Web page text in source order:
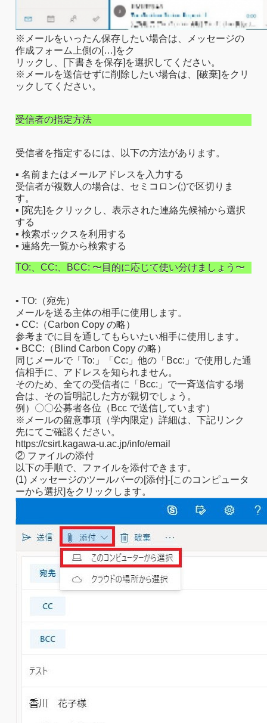
※メールをいったん保存したい場合は、メッセージの
作成フォーム上側の[…]をク
リックし、[下書きを保存]を選択してください。
※メールを送信せずに削除したい場合は、[破棄]をクリ
ックしてください。
受信者の指定方法
受信者を指定するには、以下の方法があります。
▪ 名前またはメールアドレスを入力する
受信者が複数人の場合は、セミコロン(;)で区切りま
す。
▪ [宛先]をクリックし、表示された連絡先候補から選択
する
▪ 検索ボックスを利用する
▪ 連絡先一覧から検索する
TO:、CC:、BCC: 〜目的に応じて使い分けましょう〜
• TO:（宛先）
メールを送る主体の相手に使用します。
• CC:（Carbon Copy の略）
参考までに目を通してもらいたい相手に使用します。
• BCC:（Blind Carbon Copy の略）
同じメールで「To:」「Cc:」他の「Bcc:」で使用した通
信相手に、アドレスを知られません。
そのため、全ての受信者に「Bcc:」で一⻫送信する場
合は、その旨明記した方が親切でしょう。
例）〇〇公募者各位（Bcc で送信しています）
※メールの留意事項（学内限定）詳細は、下記リンク
先にてご確認ください。
https://csirt.kagawa-u.ac.jp/info/email
② ファイルの添付
以下の手順で、ファイルを添付できます。
(1) メッセージのツールバーの[添付]-[このコンピュータ
ーから選択]をクリックします。